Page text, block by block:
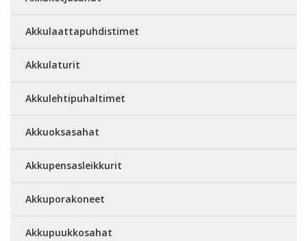
Akkulaattapuhdistimet
Akkulaturit
Akkulehtipuhaltimet
Akkuoksasahat
Akkupensasleikkurit
Akkuporakoneet
Akkupuukkosahat